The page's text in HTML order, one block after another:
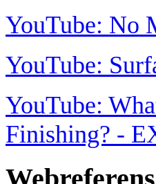
YouTube: No
YouTube:
YouTube:
Finishing? -